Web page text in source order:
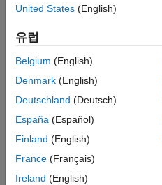
측정
PMSM 제어​
보호​
펄스 폭 변조
재생 에너지 제어
터빈-거버너​
Generator
PMSM Field-
Oriented Control
PMSM Field-
Weakening
PMSM Torque
Estimator
영구
이 페이지가 얼마
United States (English)
유럽
Belgium (English)
Denmark (English)
Deutschland (Deutsch)
España (Español)
Finland (English)
France (Français)
Ireland (English)